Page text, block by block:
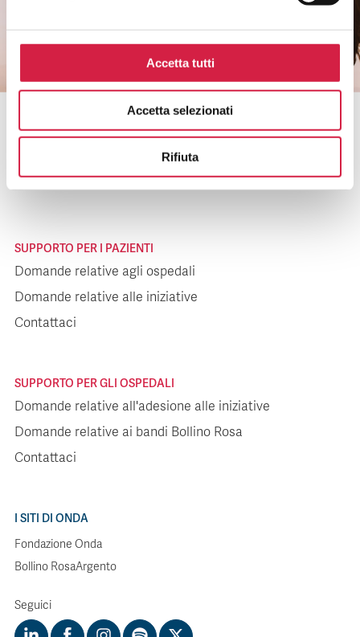
Accetta tutti
Accetta selezionati
Rifiuta
Bollino Rosa è un progetto di
SUPPORTO PER I PAZIENTI
Domande relative agli ospedali
Domande relative alle iniziative
Contattaci
SUPPORTO PER GLI OSPEDALI
Domande relative all'adesione alle iniziative
Domande relative ai bandi Bollino Rosa
Contattaci
I SITI DI ONDA
Fondazione Onda
Bollino RosaArgento
Seguici